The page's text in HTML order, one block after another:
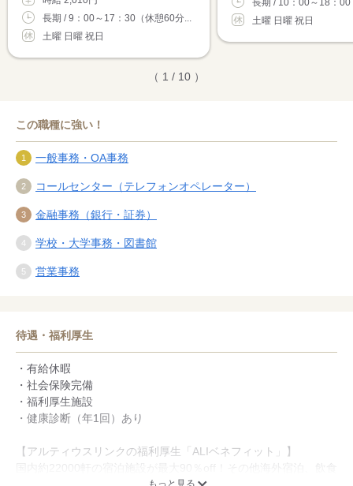
長期 / 9：00～17：30（休憩60分...
土曜 日曜 祝日
長期 / 10：00～18：00
土曜 日曜 祝日
（ 1 / 10 ）
この職種に強い！
一般事務・OA事務
コールセンター（テレフォンオペレーター）
金融事務（銀行・証券）
学校・大学事務・図書館
営業事務
待遇・福利厚生
・有給休暇
・社会保険完備
・福利厚生施設
・健康診断（年1回）あり
【アルティウスリンクの福利厚生「ALIベネフィット」】
国内約22000軒の宿泊施設が最大90％off！その他海外宿泊、飲食
もっと見る